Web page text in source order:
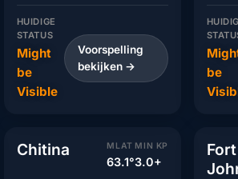
HUIDIGE
STATUS
Might
be
Visible
Voorspelling
bekijken →
be
Chitina MLAT
63.1°
MIN KP
3.0+